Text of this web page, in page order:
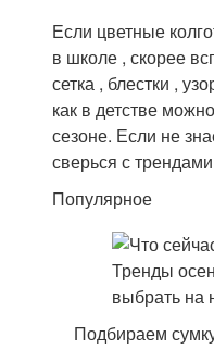
Если цветные
в школе , скорее
сетка , блестки ,
как в детстве
сезоне. Если не
сверься с
Популярное
Подбираем